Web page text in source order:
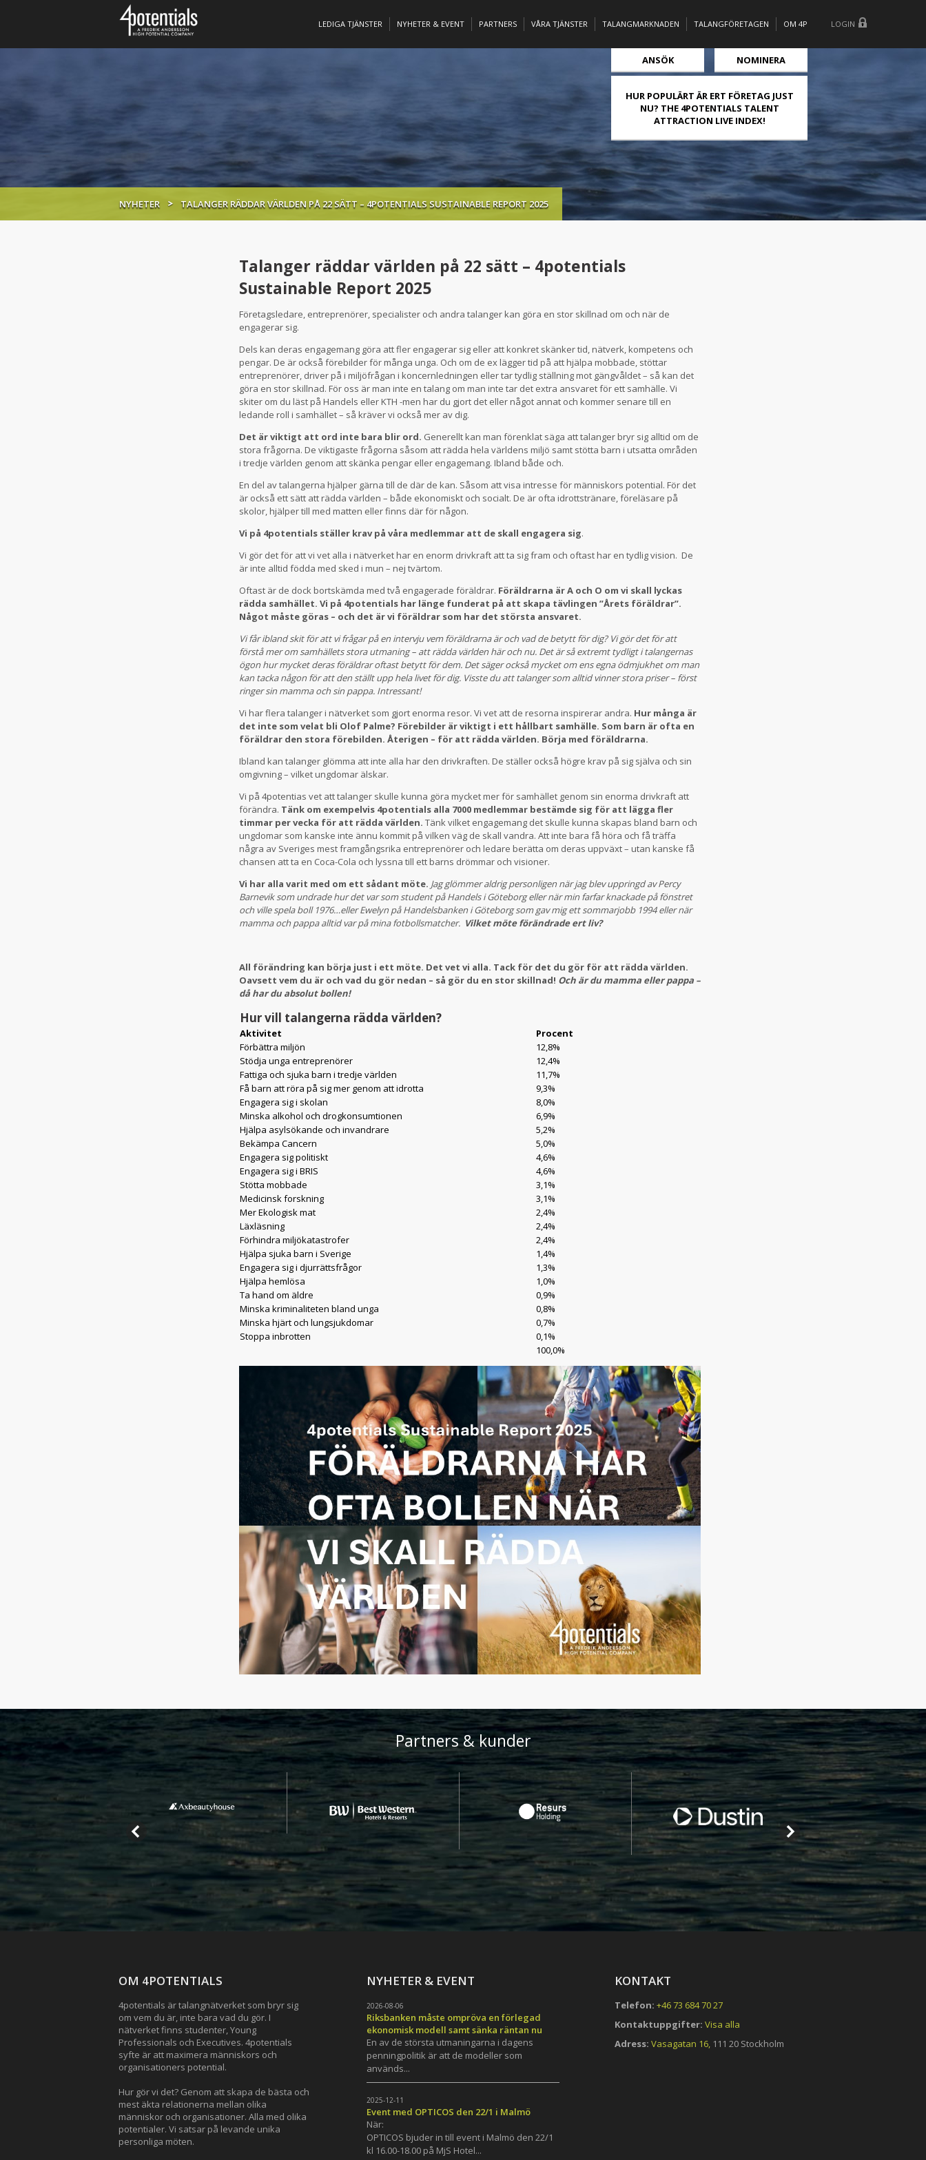
LEDIGA TJÄNSTER NYHETER & EVENT PARTNERS VÅRA TJÄNSTER TALANGMARKNADEN TALANGFÖRETAGEN OM 4P LOGIN
ANSÖK NOMINERA
HUR POPULÄRT ÄR ERT FÖRETAG JUST
NU? THE 4POTENTIALS TALENT
ATTRACTION LIVE INDEX!
NYHETER TALANGER RÄDDAR VÄRLDEN PÅ 22 SÄTT – 4POTENTIALS SUSTAINABLE REPORT 2025
Talanger räddar världen på 22 sätt – 4potentials
Sustainable Report 2025
Företagsledare, entreprenörer, specialister och andra talanger kan göra en stor skillnad om och när de
engagerar sig.
Dels kan deras engagemang göra att fler engagerar sig eller att konkret skänker tid, nätverk, kompetens och
pengar. De är också förebilder för många unga. Och om de ex lägger tid på att hjälpa mobbade, stöttar
entreprenörer, driver på i miljöfrågan i koncernledningen eller tar tydlig ställning mot gängvåldet – så kan det
göra en stor skillnad. För oss är man inte en talang om man inte tar det extra ansvaret för ett samhälle. Vi
skiter om du läst på Handels eller KTH -men har du gjort det eller något annat och kommer senare till en
ledande roll i samhället – så kräver vi också mer av dig.
Det är viktigt att ord inte bara blir ord. Generellt kan man förenklat säga att talanger bryr sig alltid om de
stora frågorna. De viktigaste frågorna såsom att rädda hela världens miljö samt stötta barn i utsatta områden
i tredje världen genom att skänka pengar eller engagemang. Ibland både och.
En del av talangerna hjälper gärna till de där de kan. Såsom att visa intresse för människors potential. För det
är också ett sätt att rädda världen – både ekonomiskt och socialt. De är ofta idrottstränare, föreläsare på
skolor, hjälper till med matten eller finns där för någon.
Vi på 4potentials ställer krav på våra medlemmar att de skall engagera sig.
Vi gör det för att vi vet alla i nätverket har en enorm drivkraft att ta sig fram och oftast har en tydlig vision. De
är inte alltid födda med sked i mun – nej tvärtom.
Oftast är de dock bortskämda med två engagerade föräldrar. Föräldrarna är A och O om vi skall lyckas
rädda samhället. Vi på 4potentials har länge funderat på att skapa tävlingen ”Årets föräldrar”.
Något måste göras – och det är vi föräldrar som har det största ansvaret.
Vi får ibland skit för att vi frågar på en intervju vem föräldrarna är och vad de betytt för dig? Vi gör det för att
förstå mer om samhällets stora utmaning – att rädda världen här och nu. Det är så extremt tydligt i talangernas
ögon hur mycket deras föräldrar oftast betytt för dem. Det säger också mycket om ens egna ödmjukhet om man
kan tacka någon för att den ställt upp hela livet för dig. Visste du att talanger som alltid vinner stora priser – först
ringer sin mamma och sin pappa. Intressant!
Vi har flera talanger i nätverket som gjort enorma resor. Vi vet att de resorna inspirerar andra. Hur många är
det inte som velat bli Olof Palme? Förebilder är viktigt i ett hållbart samhälle. Som barn är ofta en
föräldrar den stora förebilden. Återigen – för att rädda världen. Börja med föräldrarna.
Ibland kan talanger glömma att inte alla har den drivkraften. De ställer också högre krav på sig själva och sin
omgivning – vilket ungdomar älskar.
Vi på 4potentias vet att talanger skulle kunna göra mycket mer för samhället genom sin enorma drivkraft att
förändra. Tänk om exempelvis 4potentials alla 7000 medlemmar bestämde sig för att lägga fler
timmar per vecka för att rädda världen. Tänk vilket engagemang det skulle kunna skapas bland barn och
ungdomar som kanske inte ännu kommit på vilken väg de skall vandra. Att inte bara få höra och få träffa
några av Sveriges mest framgångsrika entreprenörer och ledare berätta om deras uppväxt – utan kanske få
chansen att ta en Coca-Cola och lyssna till ett barns drömmar och visioner.
Vi har alla varit med om ett sådant möte. Jag glömmer aldrig personligen när jag blev uppringd av Percy
Barnevik som undrade hur det var som student på Handels i Göteborg eller när min farfar knackade på fönstret
och ville spela boll 1976…eller Ewelyn på Handelsbanken i Göteborg som gav mig ett sommarjobb 1994 eller när
mamma och pappa alltid var på mina fotbollsmatcher. Vilket möte förändrade ert liv?
All förändring kan börja just i ett möte. Det vet vi alla. Tack för det du gör för att rädda världen.
Oavsett vem du är och vad du gör nedan – så gör du en stor skillnad! Och är du mamma eller pappa –
då har du absolut bollen!
Hur vill talangerna rädda världen?
Aktivitet
Procent
Förbättra miljön
12,8%
Stödja unga entreprenörer
12,4%
Fattiga och sjuka barn i tredje världen
11,7%
Få barn att röra på sig mer genom att idrotta
9,3%
Engagera sig i skolan
8,0%
Minska alkohol och drogkonsumtionen
6,9%
Hjälpa asylsökande och invandrare
5,2%
Bekämpa Cancern
5,0%
Engagera sig politiskt
4,6%
Engagera sig i BRIS
4,6%
Stötta mobbade
3,1%
Medicinsk forskning
3,1%
Mer Ekologisk mat
2,4%
Läxläsning
2,4%
Förhindra miljökatastrofer
2,4%
Hjälpa sjuka barn i Sverige
1,4%
Engagera sig i djurrättsfrågor
1,3%
Hjälpa hemlösa
1,0%
Ta hand om äldre
0,9%
Minska kriminaliteten bland unga
0,8%
Minska hjärt och lungsjukdomar
0,7%
Stoppa inbrotten
0,1%
100,0%
Partners & kunder
OM 4POTENTIALS
4potentials är talangnätverket som bryr sig
om vem du är, inte bara vad du gör. I
nätverket finns studenter, Young
Professionals och Executives. 4potentials
syfte är att maximera människors och
organisationers potential.
Hur gör vi det? Genom att skapa de bästa och
mest äkta relationerna mellan olika
människor och organisationer. Alla med olika
potentialer. Vi satsar på levande unika
personliga möten.
NYHETER & EVENT
2026-08-06
Riksbanken måste ompröva en förlegad
ekonomisk modell samt sänka räntan nu
En av de största utmaningarna i dagens
penningpolitik är att de modeller som
används...
2025-12-11
Event med OPTICOS den 22/1 i Malmö
När:
OPTICOS bjuder in till event i Malmö den 22/1
kl 16.00-18.00 på MjS Hotel...
KONTAKT
Telefon: +46 73 684 70 27
Kontaktuppgifter: Visa alla
Adress: Vasagatan 16, 111 20 Stockholm